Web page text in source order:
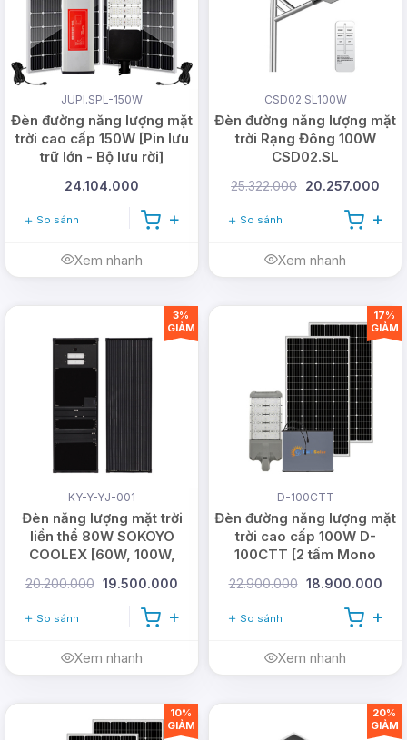
Khả
năng
dimming
Cài đặt mặc định: 5 giờ đầu 100%-5
giờ tiếp theo 50%-2 giờ sau 80%
Góc
chùm tia
(60 x 140) độ
Cấp bảo
vệ
IP 66; IK 08
Chiều
50.000 giờ
Công suất
Mono-crytalline
JUPI.SPL-150W
Đèn đường năng lượng mặt
trời cao cấp 150W [Pin lưu
trữ lớn - Bộ lưu rời]
24.104.000
So sánh
Xem nhanh
CSD02.SL100W
Đèn đường năng lượng mặt
trời Rạng Đông 100W
CSD02.SL
25.322.000 20.257.000
So sánh
Xem nhanh
KY-Y-YJ-001
Đèn năng lượng mặt trời
liền thể 80W SOKOYO
COOLEX [60W, 100W,
20.200.000 19.500.000
So sánh
Xem nhanh
3%
GIẢM
D-100CTT
Đèn đường năng lượng mặt
trời cao cấp 100W D-
100CTT [2 tấm Mono
22.900.000 18.900.000
So sánh
Xem nhanh
17%
GIẢM
10%
GIẢM
20%
GIẢM